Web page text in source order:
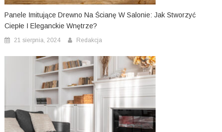
Panele Imitujące Drewno Na Ścianę W Salonie: Jak Stworzyć
Ciepłe I Eleganckie Wnętrze?
21 sierpnia, 2024 Redakcja